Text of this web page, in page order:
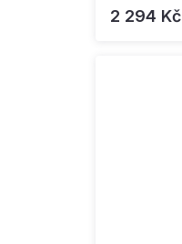
2 294 Kč